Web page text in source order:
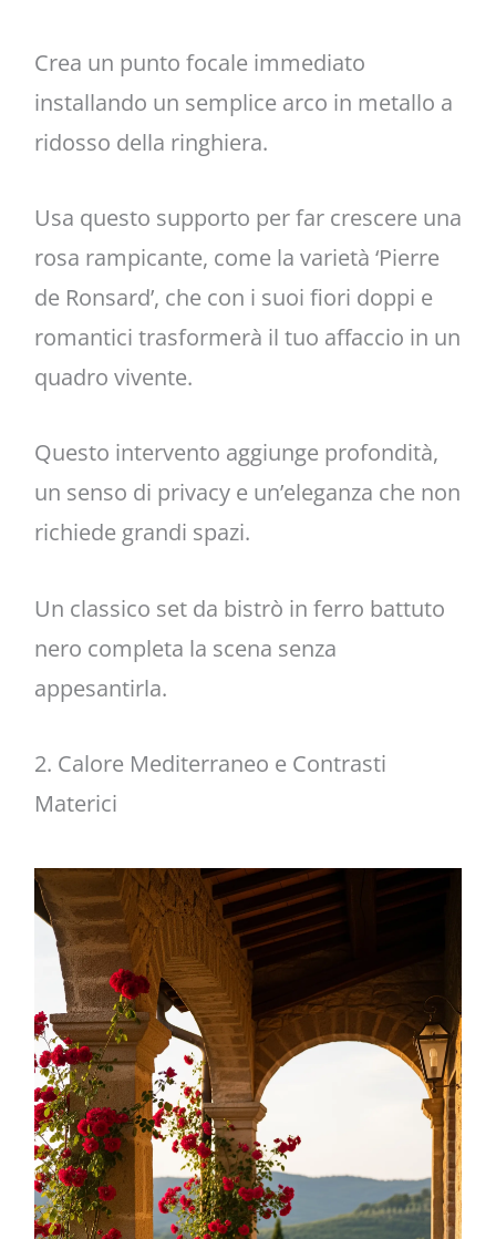
Crea un punto focale immediato
installando un semplice arco in metallo a
ridosso della ringhiera.
Usa questo supporto per far crescere una
rosa rampicante, come la varietà ‘Pierre
de Ronsard’, che con i suoi fiori doppi e
romantici trasformerà il tuo affaccio in un
quadro vivente.
Questo intervento aggiunge profondità,
un senso di privacy e un’eleganza che non
richiede grandi spazi.
Un classico set da bistrò in ferro battuto
nero completa la scena senza
appesantirla.
2. Calore Mediterraneo e Contrasti
Materici